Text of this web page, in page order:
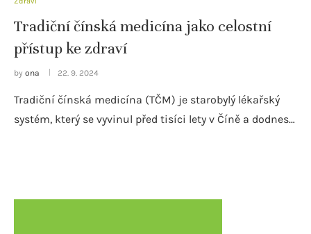
Tradiční čínská medicína jako celostní
přístup ke zdraví
by ona 22. 9. 2024
Tradiční čínská medicína (TČM) je starobylý lékařský
systém, který se vyvinul před tisíci lety v Číně a dodnes…